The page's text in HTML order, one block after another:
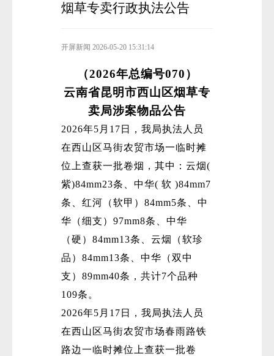
烟草专卖行政执法公告
开屏新闻 2026-05-20 15:31:14
（2026年总编号070）
云南省昆明市西山区烟草专
卖局涉案物品公告
2026年5月17日，我局执法人员
在西山区马街农贸市场一临时摊
位上查获一批卷烟，其中：云烟(
紫)84mm23条、中华( 软 )84mm7
条、红河（软甲）84mm5条、中
华（细支）97mm8条、中华
（硬）84mm13条、云烟（软珍
品）84mm13条、中华（双中
支）89mm40条，共计7个品种
109条。
2026年5月17日，我局执法人员
在西山区马街农贸市场春雨路铁
路边一临时摊位上查获一批卷